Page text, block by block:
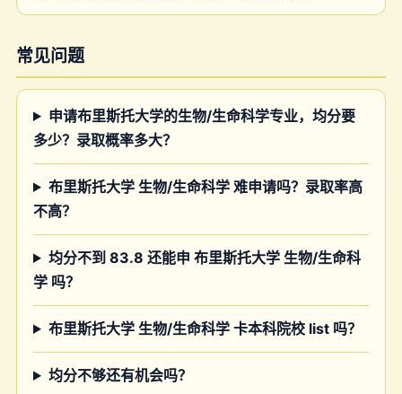
常见问题
申请布里斯托大学的生物/生命科学专业，均分要
多少？录取概率多大？
布里斯托大学 生物/生命科学 难申请吗？录取率高
不高？
均分不到 83.8 还能申 布里斯托大学 生物/生命科
学 吗？
布里斯托大学 生物/生命科学 卡本科院校 list 吗？
均分不够还有机会吗？